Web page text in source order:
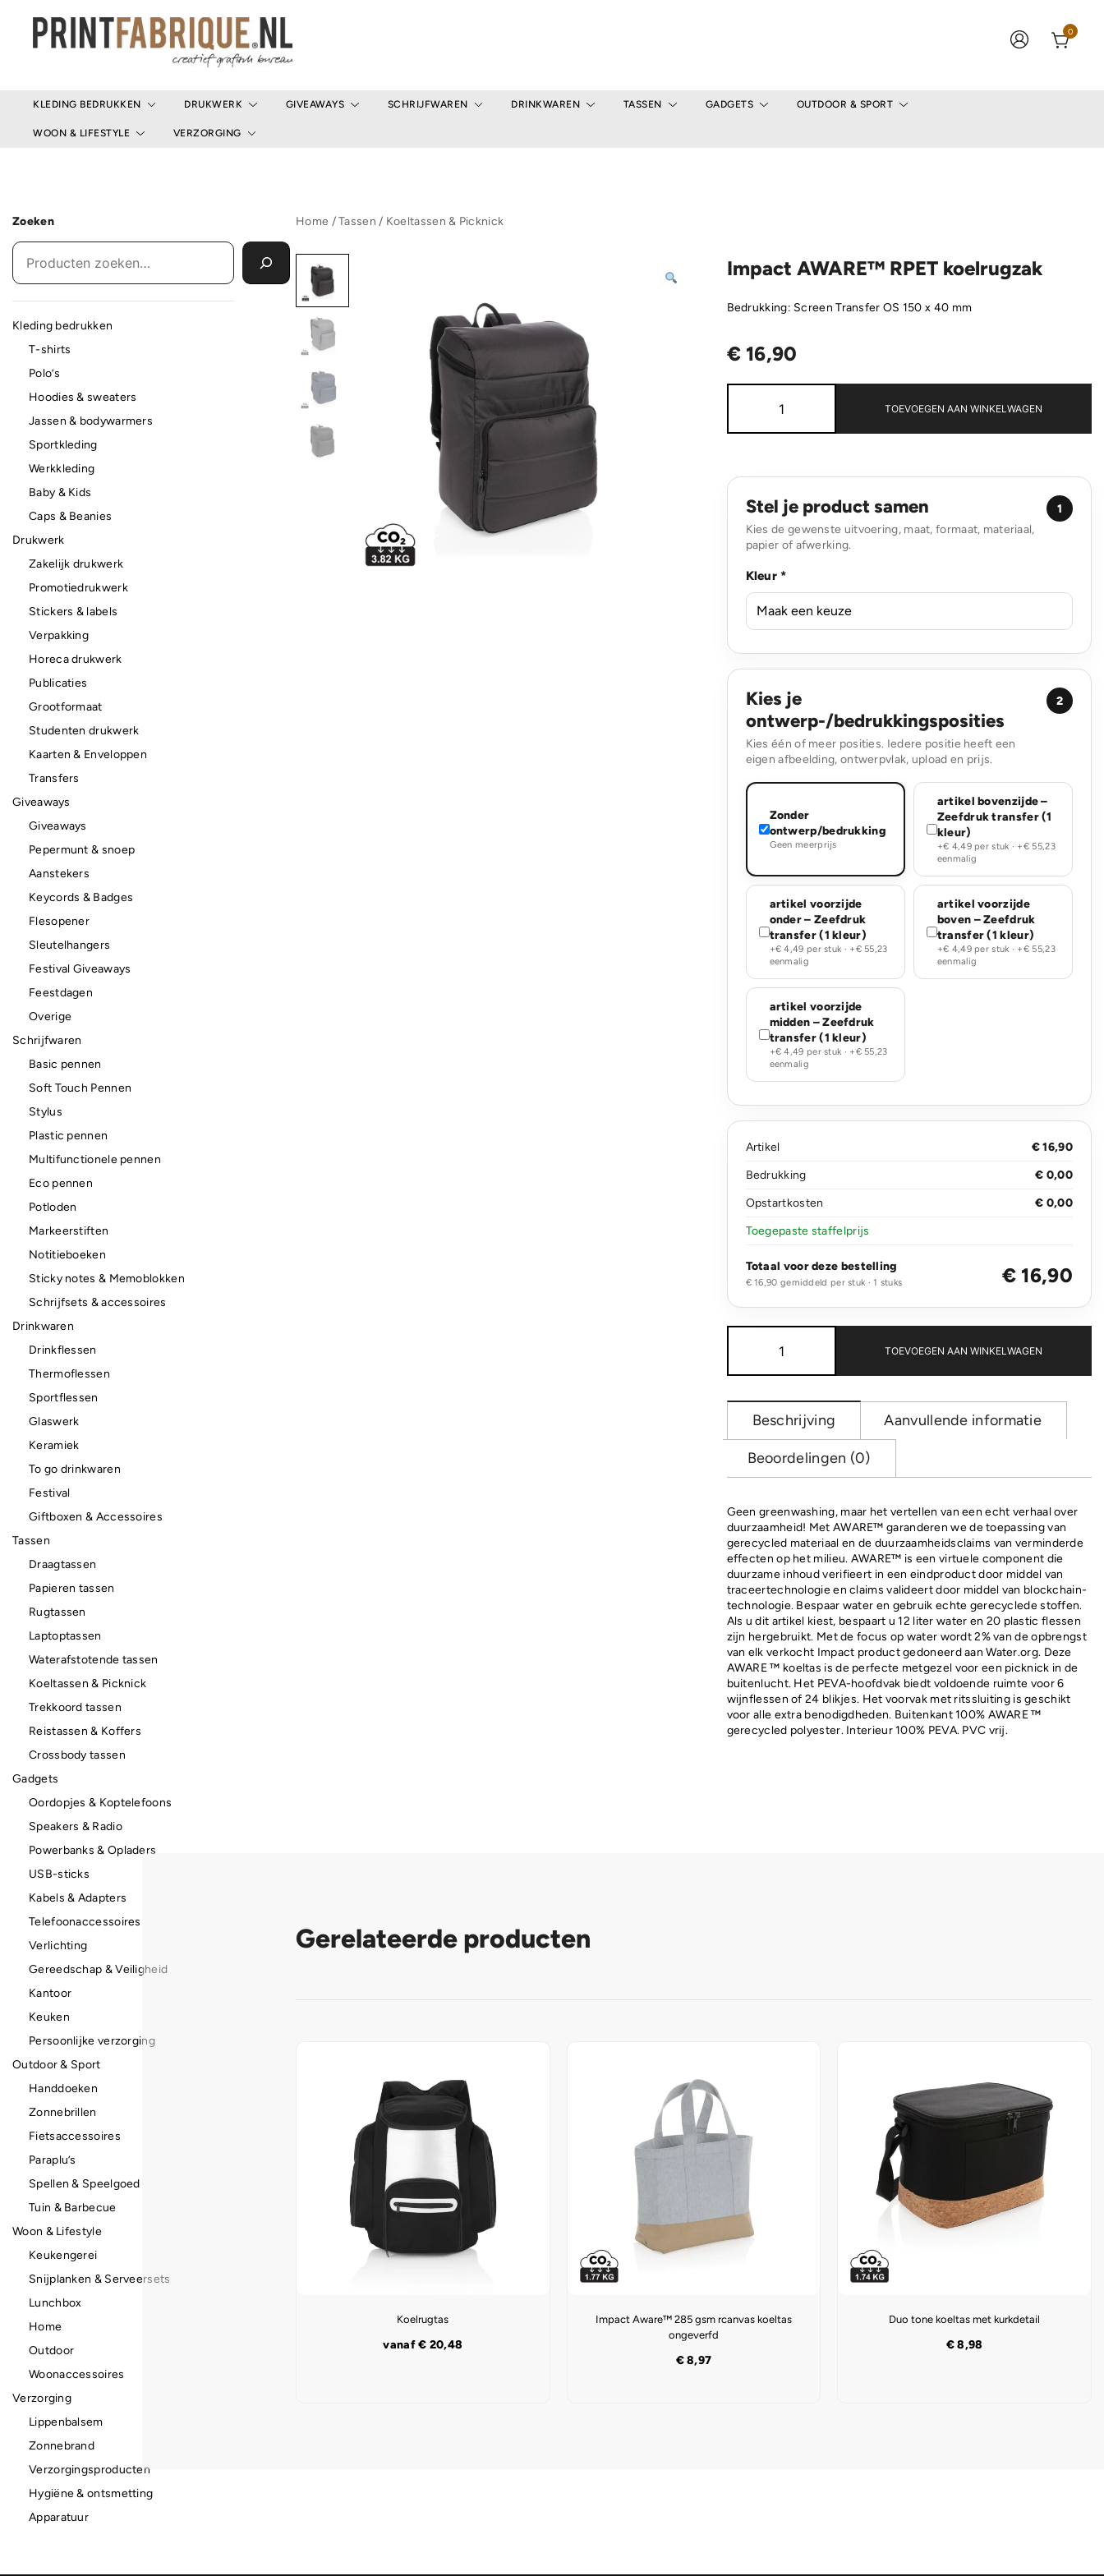
0
KLEDING BEDRUKKEN DRUKWERK GIVEAWAYS SCHRIJFWAREN DRINKWAREN TASSEN GADGETS OUTDOOR & SPORT
WOON & LIFESTYLE VERZORGING
Home /Tassen / Koeltassen & Picknick
Impact AWARE™ RPET koelrugzak
Bedrukking: Screen Transfer OS 150 x 40 mm
€16,90
AWARE™
TOEVOEGEN AAN WINKELWAGEN
Stel je product samen
Kies de gewenste uitvoering, maat, formaat, materiaal,
papier of afwerking.
1
Kleur *
Kies je
ontwerp-/bedrukkingsposities
Kies één of meer posities. Iedere positie heeft een
eigen afbeelding, ontwerpvlak, upload en prijs.
2
Zonder
ontwerp/bedrukking
Geen meerprijs
artikel bovenzijde –
Zeefdruk transfer (1
kleur)
+€ 4,49 per stuk · +€ 55,23
eenmalig
artikel voorzijde
onder – Zeefdruk
transfer (1 kleur)
+€ 4,49 per stuk · +€ 55,23
eenmalig
artikel voorzijde
boven – Zeefdruk
transfer (1 kleur)
+€ 4,49 per stuk · +€ 55,23
eenmalig
artikel voorzijde
midden – Zeefdruk
transfer (1 kleur)
+€ 4,49 per stuk · +€ 55,23
eenmalig
Artikel
€ 16,90
Bedrukking
€ 0,00
Opstartkosten
€ 0,00
Toegepaste staffelprijs
Totaal voor deze bestelling
€ 16,90 gemiddeld per stuk · 1 stuks € 16,90
AWARE™
TOEVOEGEN AAN WINKELWAGEN
Beschrijving Aanvullende informatie
Beoordelingen (0)
Geen greenwashing, maar het vertellen van een echt verhaal over
duurzaamheid! Met AWARE™ garanderen we de toepassing van
gerecycled materiaal en de duurzaamheidsclaims van verminderde
effecten op het milieu. AWARE™ is een virtuele component die
duurzame inhoud verifieert in een eindproduct door middel van
traceertechnologie en claims valideert door middel van blockchain-
technologie. Bespaar water en gebruik echte gerecyclede stoffen.
Als u dit artikel kiest, bespaart u 12 liter water en 20 plastic flessen
zijn hergebruikt. Met de focus op water wordt 2% van de opbrengst
van elk verkocht Impact product gedoneerd aan Water.org. Deze
AWARE ™ koeltas is de perfecte metgezel voor een picknick in de
buitenlucht. Het PEVA-hoofdvak biedt voldoende ruimte voor 6
wijnflessen of 24 blikjes. Het voorvak met ritssluiting is geschikt
voor alle extra benodigdheden. Buitenkant 100% AWARE ™
gerecycled polyester. Interieur 100% PEVA. PVC vrij.
Gerelateerde producten
Koelrugtas
vanaf€ 20,48
Impact Aware™ 285 gsm rcanvas koeltas
ongeverfd
€8,97
Duo tone koeltas met kurkdetail
€8,98
Zoeken
Kleding bedrukken
T-shirts
Polo’s
Hoodies & sweaters
Jassen & bodywarmers
Sportkleding
Werkkleding
Baby & Kids
Caps & Beanies
Drukwerk
Zakelijk drukwerk
Promotiedrukwerk
Stickers & labels
Verpakking
Horeca drukwerk
Publicaties
Grootformaat
Studenten drukwerk
Kaarten & Enveloppen
Transfers
Giveaways
Giveaways
Pepermunt & snoep
Aanstekers
Keycords & Badges
Flesopener
Sleutelhangers
Festival Giveaways
Feestdagen
Overige
Schrijfwaren
Basic pennen
Soft Touch Pennen
Stylus
Plastic pennen
Multifunctionele pennen
Eco pennen
Potloden
Markeerstiften
Notitieboeken
Sticky notes & Memoblokken
Schrijfsets & accessoires
Drinkwaren
Drinkflessen
Thermoflessen
Sportflessen
Glaswerk
Keramiek
To go drinkwaren
Festival
Giftboxen & Accessoires
Tassen
Draagtassen
Papieren tassen
Rugtassen
Laptoptassen
Waterafstotende tassen
Koeltassen & Picknick
Trekkoord tassen
Reistassen & Koffers
Crossbody tassen
Gadgets
Oordopjes & Koptelefoons
Speakers & Radio
Powerbanks & Opladers
USB-sticks
Kabels & Adapters
Telefoonaccessoires
Verlichting
Gereedschap & Veiligheid
Kantoor
Keuken
Persoonlijke verzorging
Outdoor & Sport
Handdoeken
Zonnebrillen
Fietsaccessoires
Paraplu’s
Spellen & Speelgoed
Tuin & Barbecue
Woon & Lifestyle
Keukengerei
Snijplanken & Serveersets
Lunchbox
Home
Outdoor
Woonaccessoires
Verzorging
Lippenbalsem
Zonnebrand
Verzorgingsproducten
Hygiëne & ontsmetting
Apparatuur